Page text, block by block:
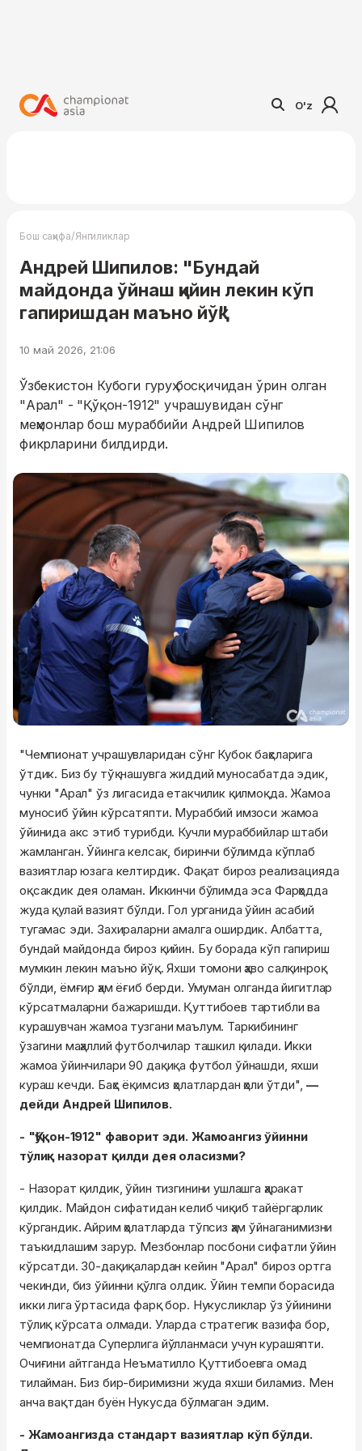
O'z
Бош саҳифа/Янгиликлар
Андрей Шипилов: "Бундай
майдонда ўйнаш қийин лекин кўп
гапиришдан маъно йўқ"
10 май 2026, 21:06
Ўзбекистон Кубоги гуруҳ босқичидан ўрин олган
"Арал" - "Қўқон-1912" учрашувидан сўнг
меҳмонлар бош мураббийи Андрей Шипилов
фикрларини билдирди.
"Чемпионат учрашувларидан сўнг Кубок баҳсларига
ўтдик. Биз бу тўқнашувга жиддий муносабатда эдик,
чунки "Арал" ўз лигасида етакчилик қилмоқда. Жамоа
муносиб ўйин кўрсатяпти. Мураббий имзоси жамоа
ўйинида акс этиб турибди. Кучли мураббийлар штаби
жамланган. Ўйинга келсак, биринчи бўлимда кўплаб
вазиятлар юзага келтирдик. Фақат бироз реализацияда
оқсакдик дея оламан. Иккинчи бўлимда эса Фарҳодда
жуда қулай вазият бўлди. Гол урганида ўйин асабий
тугамас эди. Захираларни амалга оширдик. Албатта,
бундай майдонда бироз қийин. Бу борада кўп гапириш
мумкин лекин маъно йўқ. Яхши томони ҳаво салқинроқ
бўлди, ёмғир ҳам ёғиб берди. Умуман олганда йигитлар
кўрсатмаларни бажаришди. Қуттибоев тартибли ва
курашувчан жамоа тузгани маълум. Таркибининг
ўзагини маҳаллий футболчилар ташкил қилади. Икки
жамоа ўйинчилари 90 дақиқа футбол ўйнашди, яхши
кураш кечди. Баҳс ёқимсиз ҳолатлардан ҳоли ўтди", —
дейди Андрей Шипилов.
- "Қўқон-1912" фаворит эди. Жамоангиз ўйинни
тўлиқ назорат қилди дея оласизми?
- Назорат қилдик, ўйин тизгинини ушлашга ҳаракат
қилдик. Майдон сифатидан келиб чиқиб тайёргарлик
кўргандик. Айрим ҳолатларда тўпсиз ҳам ўйнаганимизни
таъкидлашим зарур. Мезбонлар посбони сифатли ўйин
кўрсатди. 30-дақиқалардан кейин "Арал" бироз ортга
чекинди, биз ўйинни қўлга олдик. Ўйин темпи борасида
икки лига ўртасида фарқ бор. Нукусликлар ўз ўйинини
тўлиқ кўрсата олмади. Уларда стратегик вазифа бор,
чемпионатда Суперлига йўлланмаси учун курашяпти.
Очиғини айтганда Неъматилло Қуттибоевга омад
тилайман. Биз бир-биримизни жуда яхши биламиз. Мен
анча вақтдан буён Нукусда бўлмаган эдим.
- Жамоангизда стандарт вазиятлар кўп бўлди.